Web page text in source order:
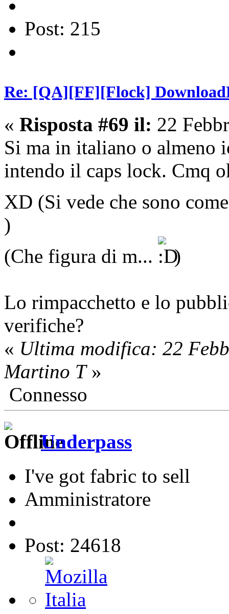
Post: 215
Re: [QA][FF][Flock]
« Risposta #69 il: 22
Si ma in italiano o almeno
intendo il caps lock. Cmq
XD (Si vede che sono
)
(Che figura di m...
)
Lo rimpacchetto e lo
verifiche?
« Ultima modifica: 22
Martino T»
Connesso
Underpass
I've got fabric to sell
Amministratore
Post: 24618